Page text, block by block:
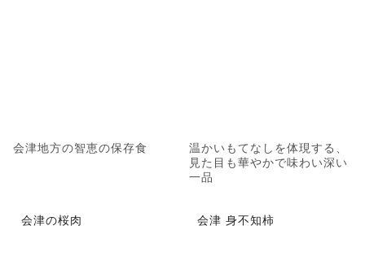
会津地方の智恵の保存食
温かいもてなしを体現する、
見た目も華やかで味わい深い
一品
会津の桜肉 会津 身不知柿